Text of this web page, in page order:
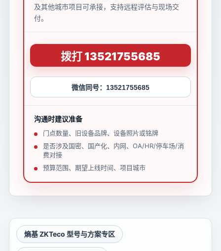
及其他城市项目可承接，支持远程评估与现场交
付。
拨打 13521755685
微信同号：13521755685
沟通时建议准备
门点数量、旧设备品牌、设备照片或铭牌
是否涉及国密、国产化、内网、OA/HR/停车场/消
费对接
预算范围、期望上线时间、项目城市
熵基 ZKTeco 型号与方案专区